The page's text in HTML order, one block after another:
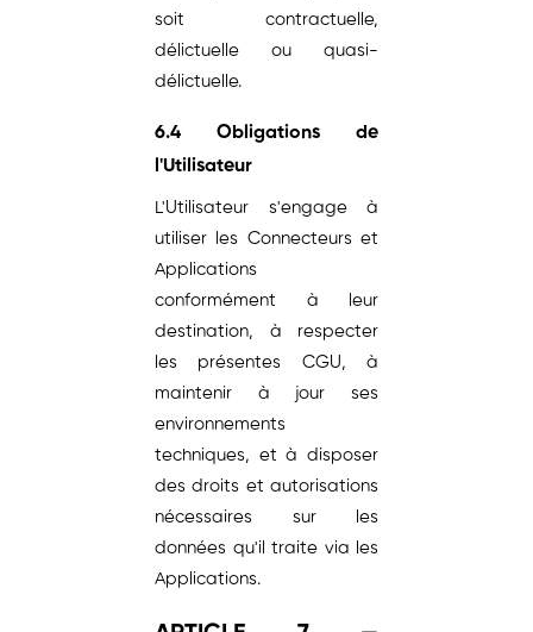
soit contractuelle,
délictuelle ou quasi-
délictuelle.
6.4 Obligations de
l'Utilisateur
L'Utilisateur s'engage à
utiliser les Connecteurs et
Applications
conformément à leur
destination, à respecter
les présentes CGU, à
maintenir à jour ses
environnements
techniques, et à disposer
des droits et autorisations
nécessaires sur les
données qu'il traite via les
Applications.